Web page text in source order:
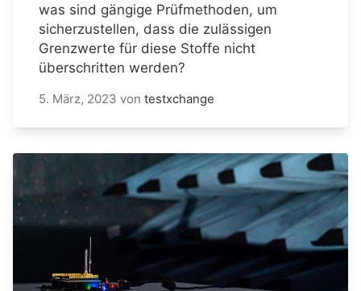
was sind gängige Prüfmethoden, um
sicherzustellen, dass die zulässigen
Grenzwerte für diese Stoffe nicht
überschritten werden?
5. März, 2023 von testxchange